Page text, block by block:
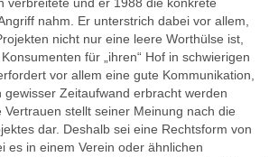
verbreitete und er 1988 die konkrete
nahm. Er unterstrich dabei vor allem,
nicht nur eine leere Worthülse ist,
für „ihren“ Hof in schwierigen
vor allem eine gute Kommunikation,
Zeitaufwand erbracht werden
Vertrauen stellt seiner Meinung nach die
dar. Deshalb sei eine Rechtsform von
es in einem Verein oder ähnlichen